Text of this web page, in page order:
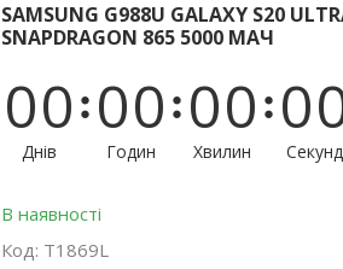
SAMSUNG G988U GALAXY S20
SNAPDRAGON 865 5000 МАЧ
00
Днів
00
Годин
00
Хвилин
0
Секунд
В наявності
Код: T1869L